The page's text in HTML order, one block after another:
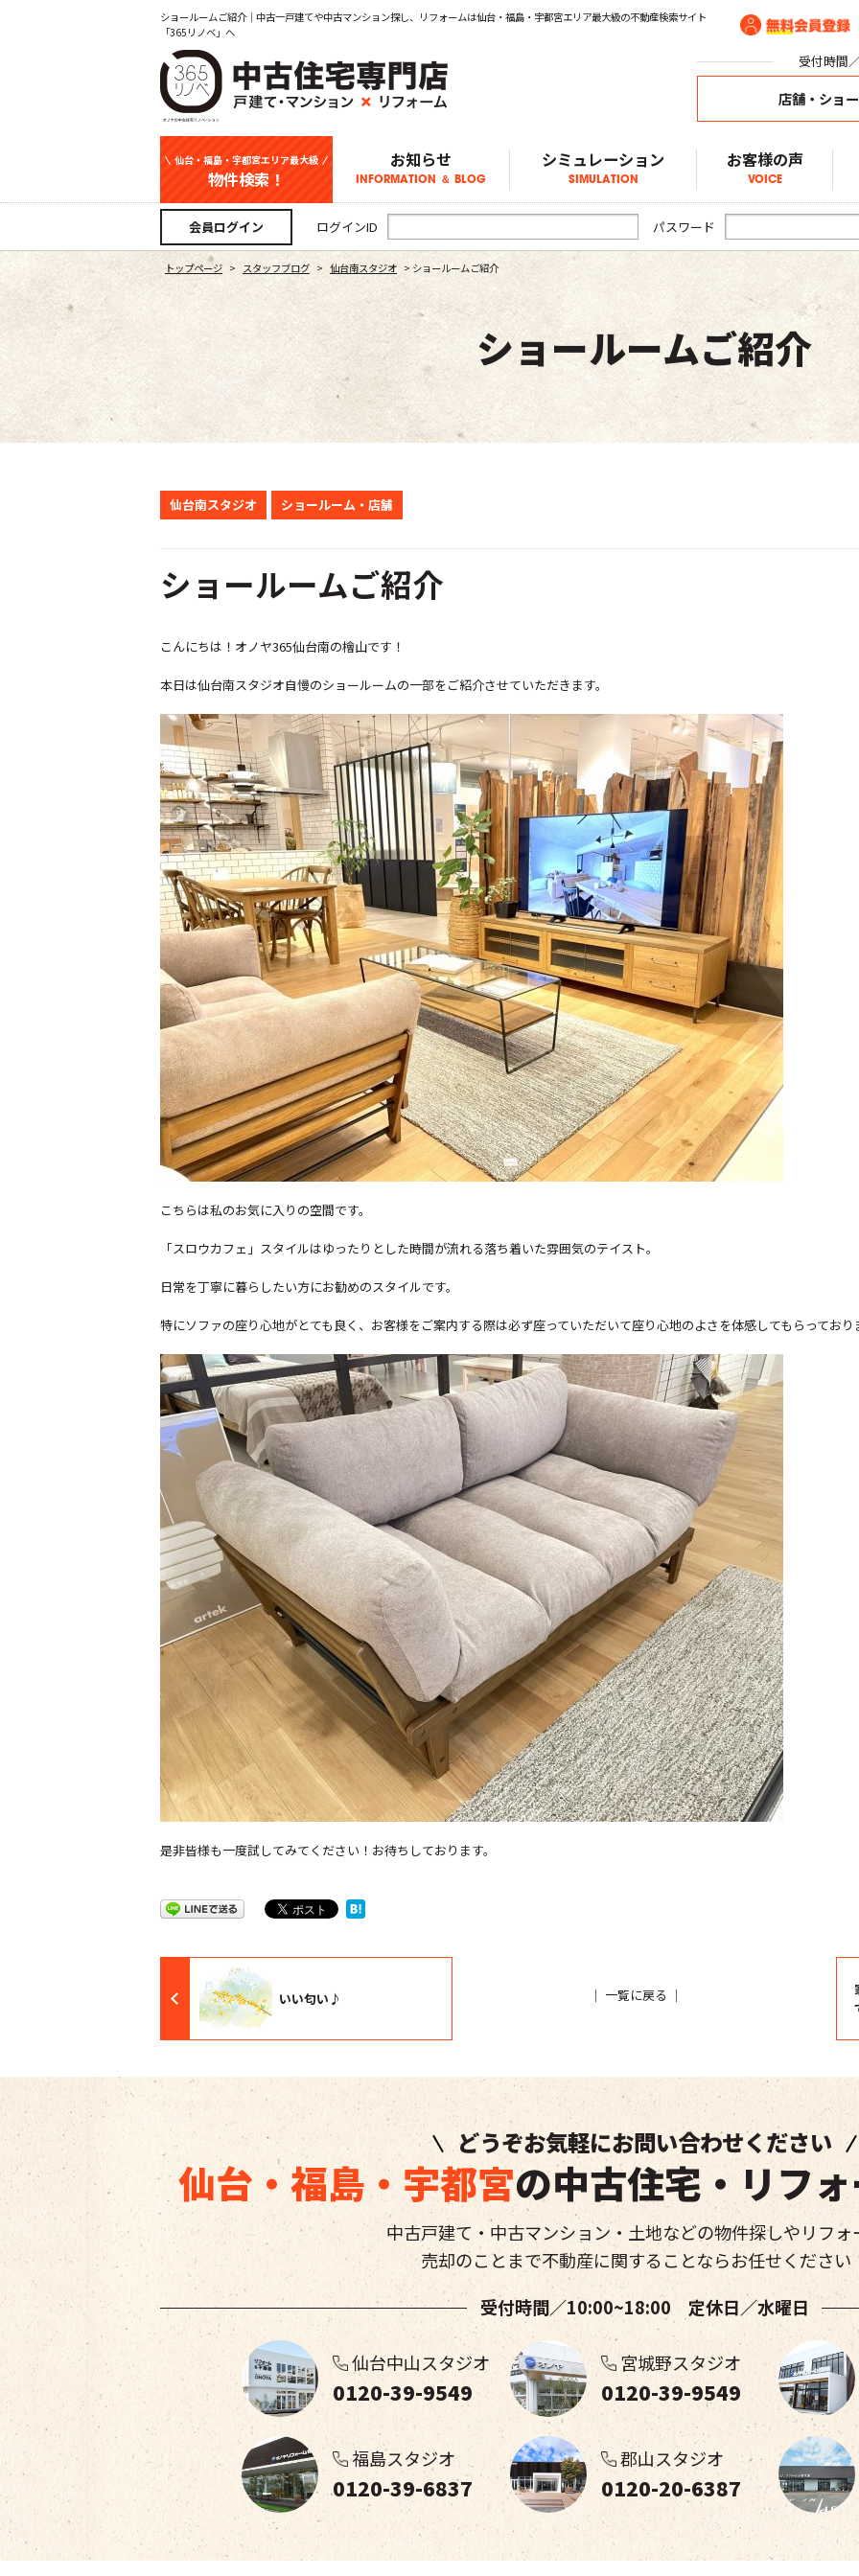
ショールームご紹介｜中古一戸建てや中古マンション探し、リフォームは仙台・福島・宇都宮エリア最大級の不動産検索サイト
「365リノベ」へ
受付時間
店舗・ショ
仙台・福島・宇都宮エリア最大級
物件検索！
中古一戸建て
マンション
新築一戸建て
土地
事業用
お知らせ
INFORMATION ＆ BLOG
お知らせ
仙台エリア物件情報
福島エリア物件情報
宇都宮エリア物件情報
スタッフブログ
シミュレーション
SIMULATION
お客様の声
VOICE
会員ログイン ログインID パスワード
トップページ > スタッフブログ > 仙台南スタジオ > ショールームご紹介
ショールームご紹介
仙台南スタジオ ショールーム・店舗
ショールームご紹介
こんにちは！オノヤ365仙台南の檜山です！
本日は仙台南スタジオ自慢のショールームの一部をご紹介させていただきます。
こちらは私のお気に入りの空間です。
「スロウカフェ」スタイルはゆったりとした時間が流れる落ち着いた雰囲気のテイスト。
日常を丁寧に暮らしたい方にお勧めのスタイルです。
特にソファの座り心地がとても良く、お客様をご案内する際は必ず座っていただいて座り心地のよさを体感してもらっており
是非皆様も一度試してみてください！お待ちしております。
いい匂い♪ ｜ 一覧に戻る ｜
どうぞお気軽にお問い合わせください
仙台・福島・宇都宮の中古住宅・リフ
中古戸建て・中古マンション・土地などの物件探しやリフォ
売却のことまで不動産に関することならお任せください
受付時間／10:00~18:00 定休日／水曜日
仙台中山スタジオ
0120-39-9549
宮城野スタジオ
0120-39-9549
福島スタジオ
0120-39-6837
郡山スタジオ
0120-20-6387